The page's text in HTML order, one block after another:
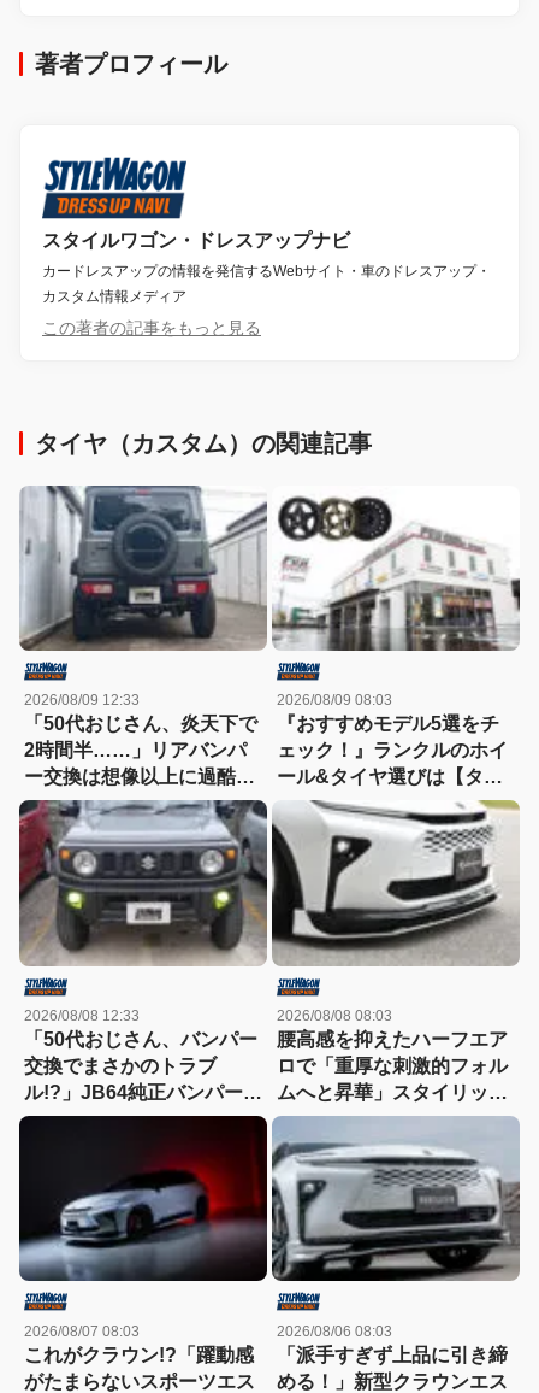
著者プロフィール
スタイルワゴン・ドレスアップナビ
カードレスアップの情報を発信するWebサイト・車のドレスアップ・
カスタム情報メディア
この著者の記事をもっと見る
タイヤ（カスタム）の関連記事
2026/08/09 12:33
「50代おじさん、炎天下で
2時間半……」リアバンパ
ー交換は想像以上に過酷だ
った
2026/08/09 08:03
『おすすめモデル5選をチ
ェック！』ランクルのホイ
ール&タイヤ選びは【タイ
ヤ&ホイール館フジ】にお
まかせ
2026/08/08 12:33
「50代おじさん、バンパー
交換でまさかのトラブ
ル!?」JB64純正バンパー流
用に挑戦したら、センサー
2026/08/08 08:03
腰高感を抑えたハーフエア
ロで「重厚な刺激的フォル
ムへと昇華」スタイリッシ
ュなエステートを構築
2026/08/07 08:03
これがクラウン!?「躍動感
がたまらないスポーツエス
2026/08/06 08:03
「派手すぎず上品に引き締
める！」新型クラウンエス